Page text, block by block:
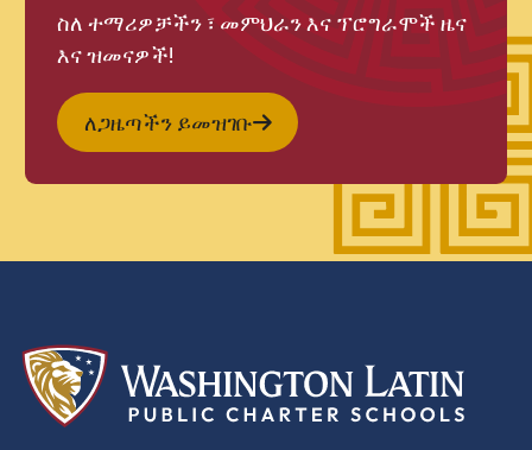
ስለ ተማሪዎቻችን ፣ መምህራን እና ፕሮግራሞች ዜና
እና ዝመናዎች!
ለጋዜጣችን ይመዝገቡ